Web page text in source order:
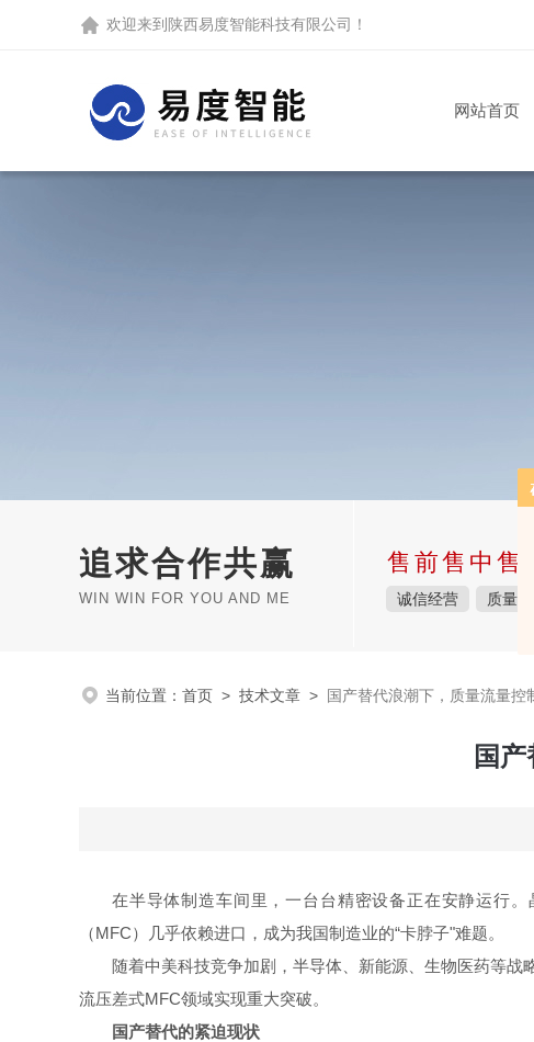
欢迎来到 陕西易度智能科技有限公司 ！
网站首页
追求合作共赢
WIN WIN FOR YOU AND ME
售前售中售
诚信经营 质量保
当前位置： 首页 > 技术文章 > 国产替代浪潮下，质量流量控
国
在半导体制造车间里，一台台精密设备正在安静运行
（MFC）几乎依赖进口，成为我国制造业的“卡脖子"难题。
随着中美科技竞争加剧，半导体、新能源、生物医药等
流压差式MFC领域实现重大突破。
国产替代的紧迫现状